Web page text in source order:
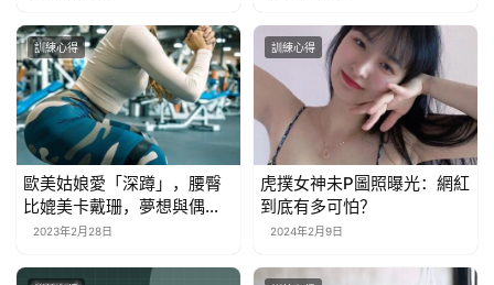
訓練心得
歐美姑娘愛「深蹲」，腰臀
比媲美卡戴珊，夢想與偶像
同台
2023年2月28日
訓練心得
虎撲女神未P圖照曝光：網紅
到底有多可怕？
2024年2月9日